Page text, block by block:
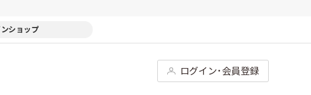
ショップ
ログイン･会員登録